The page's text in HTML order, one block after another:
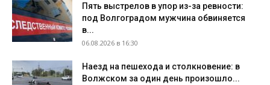
Пять выстрелов в упор из-за ревности:
под Волгоградом мужчина обвиняется
в...
06.08.2026 в 16:30
Наезд на пешехода и столкновение: в
Волжском за один день произошло...